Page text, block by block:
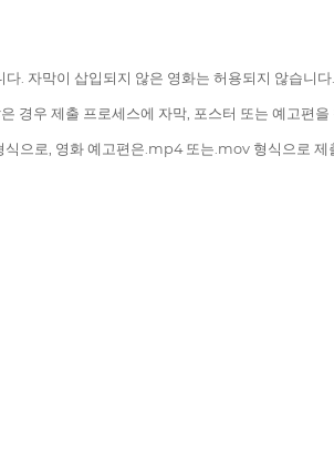
. 자막이 삽입되지 않은 영화는 허용되지 않습니다.
우 제출 프로세스에 자막, 포스터 또는 예고편을
으로, 영화 예고편은.mp4 또는.mov 형식으로